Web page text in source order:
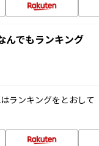
でもランキング
ランキングをとおし